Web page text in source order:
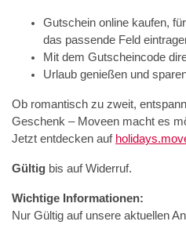
Gutschein online kaufen,
das passende Feld
Mit dem Gutscheincode
Urlaub genießen und
Ob romantisch zu zweit,
Geschenk – Moveen macht es
Jetzt entdecken auf
Gültig bis auf Widerruf.
Wichtige Informationen:
Nur Gültig auf unsere aktuellen